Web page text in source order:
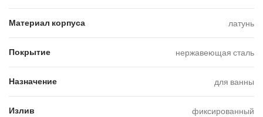
Материал корпуса латунь
Покрытие нержавеющая сталь
Назначение для ванны
Излив фиксированный